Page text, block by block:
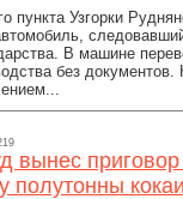
пункта Узгорки
В машине
без
вынес приговор
полутонны